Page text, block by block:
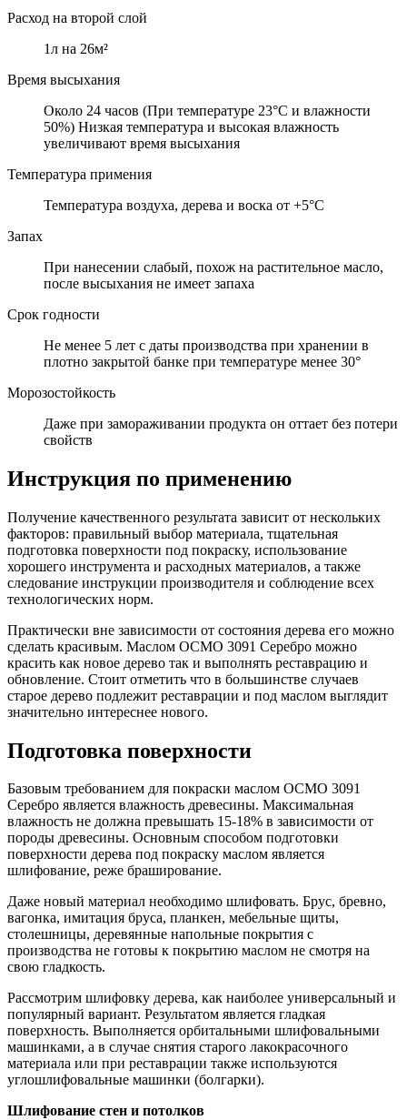
Расход на второй слой
1л на 26м²
Время высыхания
Около 24 часов (При температуре 23°C и влажности
50%) Низкая температура и высокая влажность
увеличивают время высыхания
Температура примения
Температура воздуха, дерева и воска от +5°C
Запах
При нанесении слабый, похож на растительное масло,
после высыхания не имеет запаха
Срок годности
Не менее 5 лет с даты производства при хранении в
плотно закрытой банке при температуре менее 30°
Морозостойкость
Даже при замораживании продукта он оттает без потери
свойств
Инструкция по применению
Получение качественного результата зависит от нескольких
факторов: правильный выбор материала, тщательная
подготовка поверхности под покраску, использование
хорошего инструмента и расходных материалов, а также
следование инструкции производителя и соблюдение всех
технологических норм.
Практически вне зависимости от состояния дерева его можно
сделать красивым. Маслом ОСМО 3091 Серебро можно
красить как новое дерево так и выполнять реставрацию и
обновление. Стоит отметить что в большинстве случаев
старое дерево подлежит реставрации и под маслом выглядит
значительно интереснее нового.
Подготовка поверхности
Базовым требованием для покраски маслом ОСМО 3091
Серебро является влажность древесины. Максимальная
влажность не должна превышать 15-18% в зависимости от
породы древесины. Основным способом подготовки
поверхности дерева под покраску маслом является
шлифование, реже браширование.
Даже новый материал необходимо шлифовать. Брус, бревно,
вагонка, имитация бруса, планкен, мебельные щиты,
столешницы, деревянные напольные покрытия с
производства не готовы к покрытию маслом не смотря на
свою гладкость.
Рассмотрим шлифовку дерева, как наиболее универсальный и
популярный вариант. Результатом является гладкая
поверхность. Выполняется орбитальными шлифовальными
машинками, а в случае снятия старого лакокрасочного
материала или при реставрации также используются
углошлифовальные машинки (болгарки).
Шлифование стен и потолков